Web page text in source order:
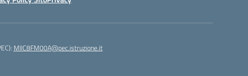
MIIC8FM00A@pec.istruzione.it